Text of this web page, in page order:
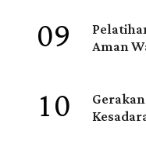
09 Aman
10